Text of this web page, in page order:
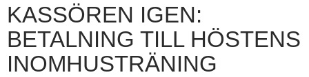
KASSÖREN IGEN:
BETALNING TILL HÖSTENS
INOMHUSTRÄNING